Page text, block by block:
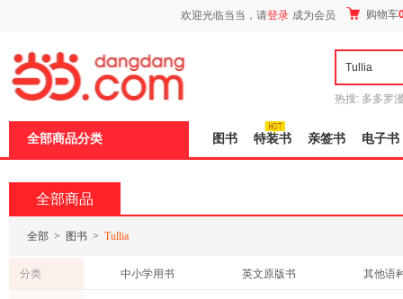
欢迎光临当当，请登录 成为会员 购物车
热搜: 多多罗
全部商品分类 图书 特装书 亲签书 电子书
全部商品
全部 > 图书 > Tullia
分类 中小学用书 英文原版书 其他语
页
加